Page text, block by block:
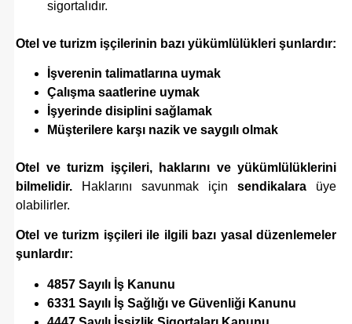
sigortalıdır.
Otel ve turizm işçilerinin bazı yükümlülükleri şunlardır:
İşverenin talimatlarına uymak
Çalışma saatlerine uymak
İşyerinde disiplini sağlamak
Müşterilere karşı nazik ve saygılı olmak
Otel ve turizm işçileri, haklarını ve yükümlülüklerini
bilmelidir. Haklarını savunmak için sendikalara üye
olabilirler.
Otel ve turizm işçileri ile ilgili bazı yasal düzenlemeler
şunlardır:
4857 Sayılı İş Kanunu
6331 Sayılı İş Sağlığı ve Güvenliği Kanunu